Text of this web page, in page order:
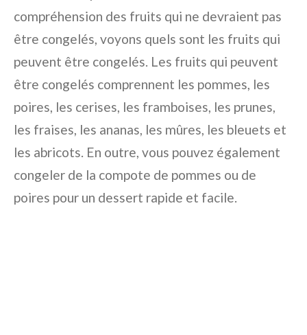
compréhension des fruits qui ne devraient pas
être congelés, voyons quels sont les fruits qui
peuvent être congelés. Les fruits qui peuvent
être congelés comprennent les pommes, les
poires, les cerises, les framboises, les prunes,
les fraises, les ananas, les mûres, les bleuets et
les abricots. En outre, vous pouvez également
congeler de la compote de pommes ou de
poires pour un dessert rapide et facile.